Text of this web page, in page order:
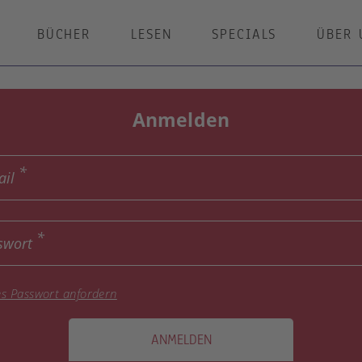
BÜCHER LESEN SPECIALS ÜBER
Anmelden
Passwort anfordern
ANMELDEN